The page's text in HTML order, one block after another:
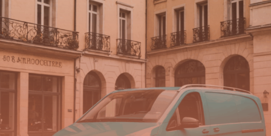
croissance des écoles en un temps record
28 août 2025